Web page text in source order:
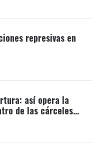
represivas en
así opera la
de las cárceles